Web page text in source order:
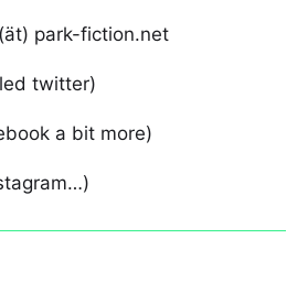
park-fiction.net
twitter)
a bit more)